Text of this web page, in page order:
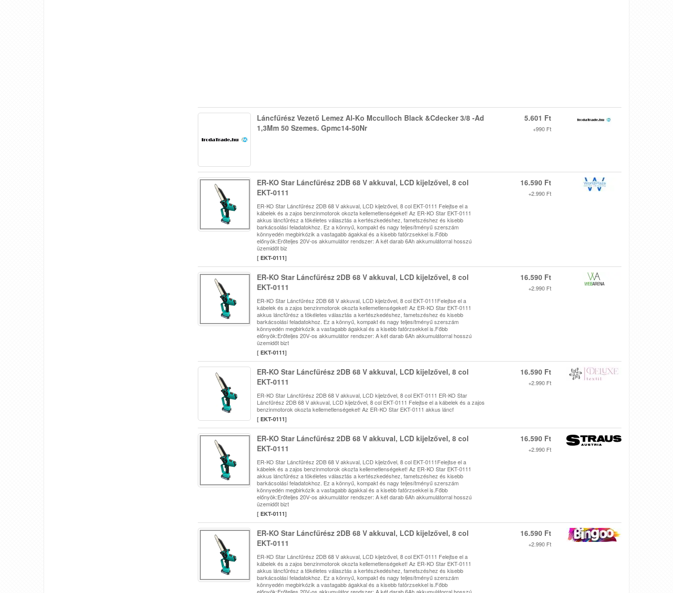
Láncfűrész Vezető Lemez Al-Ko Mcculloch Black &Cdecker 3/8 -Ad
1,3Mm 50 Szemes. Gpmc14-50Nr
5.601 Ft
+990 Ft
ER-KO Star Láncfűrész 2DB 68 V akkuval, LCD kijelzővel, 8 col
EKT-0111
ER-KO Star Láncfűrész 2DB 68 V akkuval, LCD kijelzővel, 8 col EKT-0111 Felejtse el a
kábelek és a zajos benzinmotorok okozta kellemetlenségeket! Az ER-KO Star EKT-0111
akkus láncfűrész a tökéletes választás a kertészkedéshez, fametszéshez és kisebb
barkácsolási feladatokhoz. Ez a könnyű, kompakt és nagy teljesítményű szerszám
könnyedén megbirkózik a vastagabb ágakkal és a kisebb fatörzsekkel is.Főbb
előnyök:Erőteljes 20V-os akkumulátor rendszer: A két darab 6Ah akkumulátorral hosszú
üzemidőt biz
[ EKT-0111]
16.590 Ft
+2.990 Ft
ER-KO Star Láncfűrész 2DB 68 V akkuval, LCD kijelzővel, 8 col
EKT-0111
ER-KO Star Láncfűrész 2DB 68 V akkuval, LCD kijelzővel, 8 col EKT-0111Felejtse el a
kábelek és a zajos benzinmotorok okozta kellemetlenségeket! Az ER-KO Star EKT-0111
akkus láncfűrész a tökéletes választás a kertészkedéshez, fametszéshez és kisebb
barkácsolási feladatokhoz. Ez a könnyű, kompakt és nagy teljesítményű szerszám
könnyedén megbirkózik a vastagabb ágakkal és a kisebb fatörzsekkel is.Főbb
előnyök:Erőteljes 20V-os akkumulátor rendszer: A két darab 6Ah akkumulátorral hosszú
üzemidőt bizt
[ EKT-0111]
16.590 Ft
+2.990 Ft
ER-KO Star Láncfűrész 2DB 68 V akkuval, LCD kijelzővel, 8 col
EKT-0111
ER-KO Star Láncfűrész 2DB 68 V akkuval, LCD kijelzővel, 8 col EKT-0111 ER-KO Star
Láncfűrész 2DB 68 V akkuval, LCD kijelzővel, 8 col EKT-0111 Felejtse el a kábelek és a zajos
benzinmotorok okozta kellemetlenségeket! Az ER-KO Star EKT-0111 akkus láncf
[ EKT-0111]
16.590 Ft
+2.990 Ft
ER-KO Star Láncfűrész 2DB 68 V akkuval, LCD kijelzővel, 8 col
EKT-0111
ER-KO Star Láncfűrész 2DB 68 V akkuval, LCD kijelzővel, 8 col EKT-0111Felejtse el a
kábelek és a zajos benzinmotorok okozta kellemetlenségeket! Az ER-KO Star EKT-0111
akkus láncfűrész a tökéletes választás a kertészkedéshez, fametszéshez és kisebb
barkácsolási feladatokhoz. Ez a könnyű, kompakt és nagy teljesítményű szerszám
könnyedén megbirkózik a vastagabb ágakkal és a kisebb fatörzsekkel is.Főbb
előnyök:Erőteljes 20V-os akkumulátor rendszer: A két darab 6Ah akkumulátorral hosszú
üzemidőt bizt
[ EKT-0111]
16.590 Ft
+2.990 Ft
ER-KO Star Láncfűrész 2DB 68 V akkuval, LCD kijelzővel, 8 col
EKT-0111
ER-KO Star Láncfűrész 2DB 68 V akkuval, LCD kijelzővel, 8 col EKT-0111 Felejtse el a
kábelek és a zajos benzinmotorok okozta kellemetlenségeket! Az ER-KO Star EKT-0111
akkus láncfűrész a tökéletes választás a kertészkedéshez, fametszéshez és kisebb
barkácsolási feladatokhoz. Ez a könnyű, kompakt és nagy teljesítményű szerszám
könnyedén megbirkózik a vastagabb ágakkal és a kisebb fatörzsekkel is.Főbb
16.590 Ft
+2.990 Ft